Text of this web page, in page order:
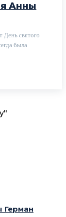
Анны
День святого
была
Герман